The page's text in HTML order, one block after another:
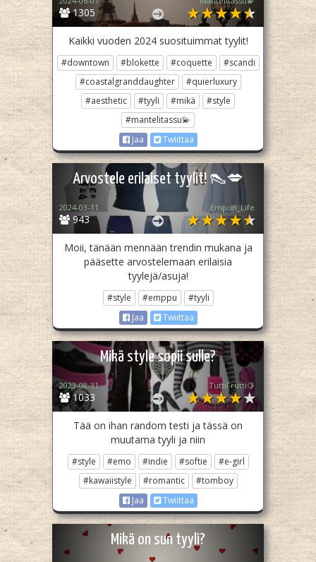
1305
Kaikki vuoden 2024 suosituimmat tyylit!
#downtown #blokette #coquette
#scandi
#coastalgranddaughter
#quierluxury
#aesthetic
#tyyli #mikä
#style
#mantelitassu💫
Jaa
Twiittaa
Arvostele erilaiset tyylit! 👠💋
943
2024-03-11 Empun_Life
Moii, tänään mennään trendin mukana ja
pääsette arvostelemaan erilaisia
tyylejä/asuja!
#style #emppu
#tyyli
Jaa
Twiittaa
Mikä style sopii sulle?
1033
2023-08-31 TuttiFrutti🍋
Tää on ihan random testi ja tässä on
muutama tyyli ja niin
#style #emo #indie #softie
#e-girl
#kawaiistyle
#romantic
#tomboy
Jaa
Twiittaa
Mikä on sun tyyli?